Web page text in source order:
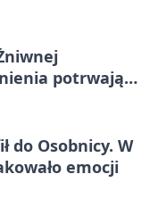
potrwają
do Osobnicy. W
emocji